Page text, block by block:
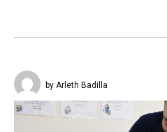
by Arleth Badilla